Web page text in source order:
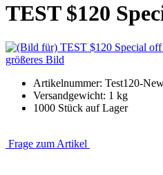
TEST $120
größeres Bild
Artikelnummer: Test120-
Versandgewicht: 1 kg
1000 Stück auf Lager
Frage zum Artikel